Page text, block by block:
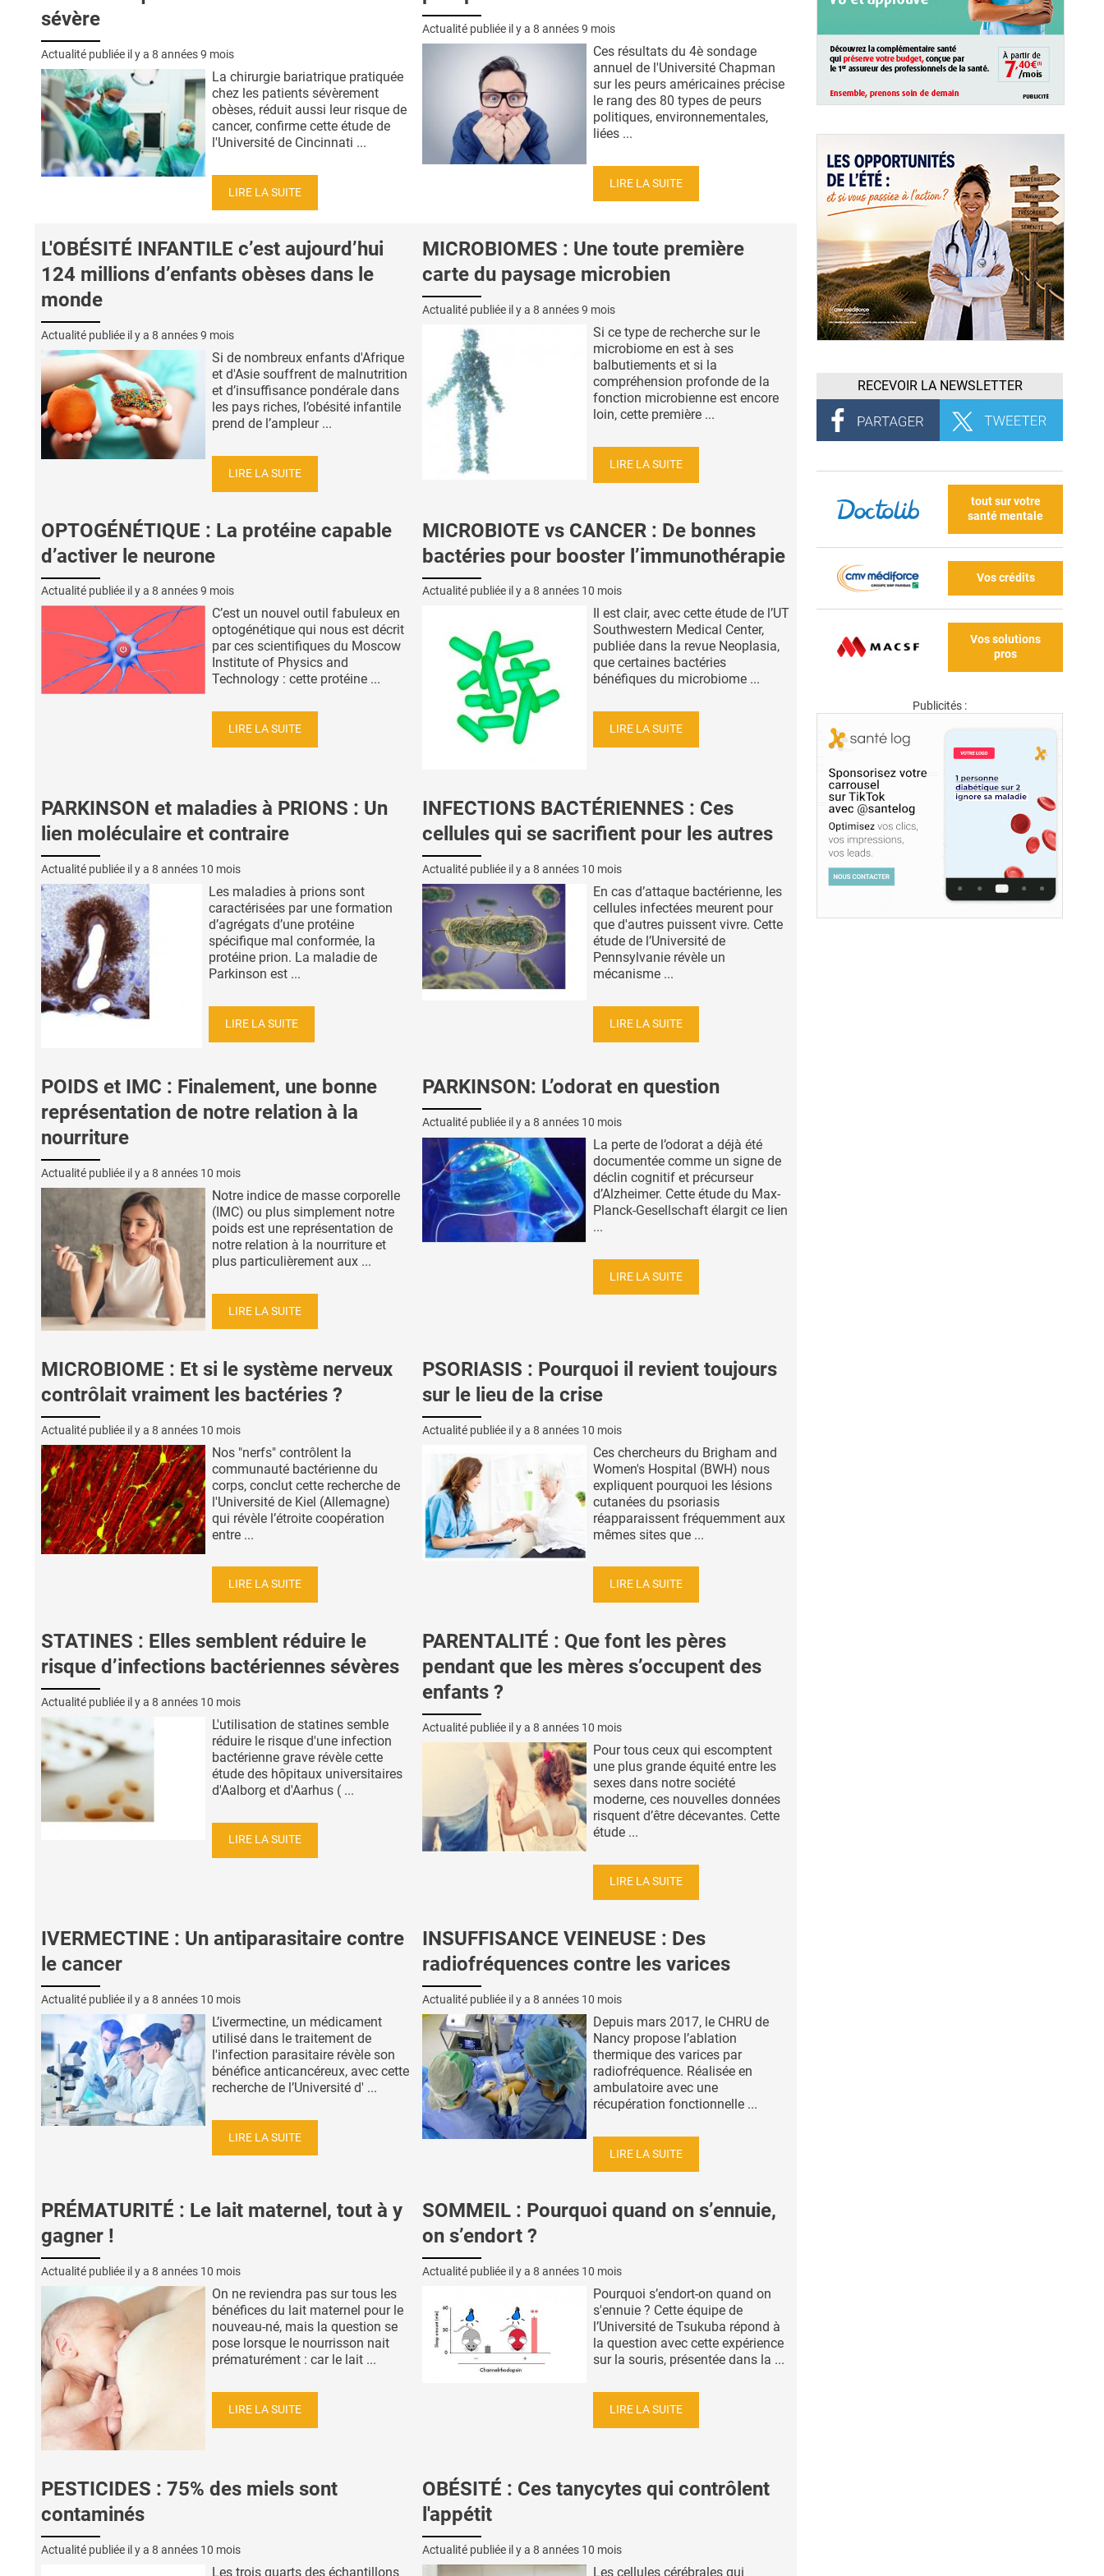
sévère
Actualité publiée il y a 8 années 9 mois
La chirurgie bariatrique pratiquée
chez les patients sévèrement
obèses, réduit aussi leur risque de
cancer, confirme cette étude de
l'Université de Cincinnati ...
LIRE LA SUITE
Actualité publiée il y a 8 années 9 mois
Ces résultats du 4è sondage
annuel de l'Université Chapman
sur les peurs américaines précise
le rang des 80 types de peurs
politiques, environnementales,
liées ...
LIRE LA SUITE
L'OBÉSITÉ INFANTILE c’est aujourd’hui
124 millions d’enfants obèses dans le
monde
Actualité publiée il y a 8 années 9 mois
Si de nombreux enfants d'Afrique
et d'Asie souffrent de malnutrition
et d’insuffisance pondérale dans
les pays riches, l’obésité infantile
prend de l’ampleur ...
LIRE LA SUITE
MICROBIOMES : Une toute première
carte du paysage microbien
Actualité publiée il y a 8 années 9 mois
Si ce type de recherche sur le
microbiome en est à ses
balbutiements et si la
compréhension profonde de la
fonction microbienne est encore
loin, cette première ...
LIRE LA SUITE
OPTOGÉNÉTIQUE : La protéine capable
d’activer le neurone
Actualité publiée il y a 8 années 9 mois
C’est un nouvel outil fabuleux en
optogénétique qui nous est décrit
par ces scientifiques du Moscow
Institute of Physics and
Technology : cette protéine ...
LIRE LA SUITE
MICROBIOTE vs CANCER : De bonnes
bactéries pour booster l’immunothérapie
Actualité publiée il y a 8 années 10 mois
Il est clair, avec cette étude de l’UT
Southwestern Medical Center,
publiée dans la revue Neoplasia,
que certaines bactéries
bénéfiques du microbiome ...
LIRE LA SUITE
PARKINSON et maladies à PRIONS : Un
lien moléculaire et contraire
Actualité publiée il y a 8 années 10 mois
Les maladies à prions sont
caractérisées par une formation
d’agrégats d’une protéine
spécifique mal conformée, la
protéine prion. La maladie de
Parkinson est ...
LIRE LA SUITE
INFECTIONS BACTÉRIENNES : Ces
cellules qui se sacrifient pour les autres
Actualité publiée il y a 8 années 10 mois
En cas d’attaque bactérienne, les
cellules infectées meurent pour
que d'autres puissent vivre. Cette
étude de l’Université de
Pennsylvanie révèle un
mécanisme ...
LIRE LA SUITE
POIDS et IMC : Finalement, une bonne
représentation de notre relation à la
nourriture
Actualité publiée il y a 8 années 10 mois
Notre indice de masse corporelle
(IMC) ou plus simplement notre
poids est une représentation de
notre relation à la nourriture et
plus particulièrement aux ...
LIRE LA SUITE
PARKINSON: L’odorat en question
Actualité publiée il y a 8 années 10 mois
La perte de l’odorat a déjà été
documentée comme un signe de
déclin cognitif et précurseur
d’Alzheimer. Cette étude du Max-
Planck-Gesellschaft élargit ce lien
...
LIRE LA SUITE
MICROBIOME : Et si le système nerveux
contrôlait vraiment les bactéries ?
Actualité publiée il y a 8 années 10 mois
Nos "nerfs" contrôlent la
communauté bactérienne du
corps, conclut cette recherche de
l'Université de Kiel (Allemagne)
qui révèle l’étroite coopération
entre ...
LIRE LA SUITE
PSORIASIS : Pourquoi il revient toujours
sur le lieu de la crise
Actualité publiée il y a 8 années 10 mois
Ces chercheurs du Brigham and
Women's Hospital (BWH) nous
expliquent pourquoi les lésions
cutanées du psoriasis
réapparaissent fréquemment aux
mêmes sites que ...
LIRE LA SUITE
STATINES : Elles semblent réduire le
risque d’infections bactériennes sévères
Actualité publiée il y a 8 années 10 mois
L'utilisation de statines semble
réduire le risque d'une infection
bactérienne grave révèle cette
étude des hôpitaux universitaires
d'Aalborg et d'Aarhus ( ...
LIRE LA SUITE
PARENTALITÉ : Que font les pères
pendant que les mères s’occupent des
enfants ?
Actualité publiée il y a 8 années 10 mois
Pour tous ceux qui escomptent
une plus grande équité entre les
sexes dans notre société
moderne, ces nouvelles données
risquent d’être décevantes. Cette
étude ...
LIRE LA SUITE
IVERMECTINE : Un antiparasitaire contre
le cancer
Actualité publiée il y a 8 années 10 mois
L’ivermectine, un médicament
utilisé dans le traitement de
l'infection parasitaire révèle son
bénéfice anticancéreux, avec cette
recherche de l’Université d' ...
LIRE LA SUITE
INSUFFISANCE VEINEUSE : Des
radiofréquences contre les varices
Actualité publiée il y a 8 années 10 mois
Depuis mars 2017, le CHRU de
Nancy propose l’ablation
thermique des varices par
radiofréquence. Réalisée en
ambulatoire avec une
récupération fonctionnelle ...
LIRE LA SUITE
PRÉMATURITÉ : Le lait maternel, tout à y
gagner !
Actualité publiée il y a 8 années 10 mois
On ne reviendra pas sur tous les
bénéfices du lait maternel pour le
nouveau-né, mais la question se
pose lorsque le nourrisson nait
prématurément : car le lait ...
LIRE LA SUITE
SOMMEIL : Pourquoi quand on s’ennuie,
on s’endort ?
Actualité publiée il y a 8 années 10 mois
Pourquoi s’endort-on quand on
s'ennuie ? Cette équipe de
l’Université de Tsukuba répond à
la question avec cette expérience
sur la souris, présentée dans la ...
LIRE LA SUITE
PESTICIDES : 75% des miels sont
contaminés
Actualité publiée il y a 8 années 10 mois
Les trois quarts des échantillons
OBÉSITÉ : Ces tanycytes qui contrôlent
l'appétit
Actualité publiée il y a 8 années 10 mois
Les cellules cérébrales qui
RECEVOIR LA NEWSLETTER
tout sur votre
santé mentale
Vos crédits
Vos solutions
pros
Publicités :